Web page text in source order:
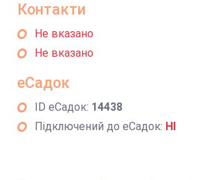
Контакти
Не вказано
Не вказано
еСадок
ID еСадок: 14438
Підключений до еСадок: НІ